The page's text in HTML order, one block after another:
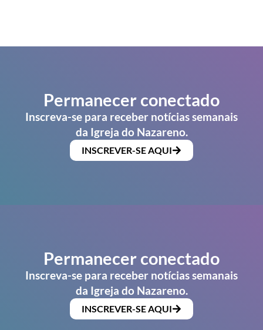
Permanecer conectado
Inscreva-se para receber notícias semanais
da Igreja do Nazareno.
INSCREVER-SE AQUI
Permanecer conectado
Inscreva-se para receber notícias semanais
da Igreja do Nazareno.
INSCREVER-SE AQUI